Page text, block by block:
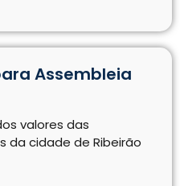
Assembleia
valores das
da cidade de Ribeirão